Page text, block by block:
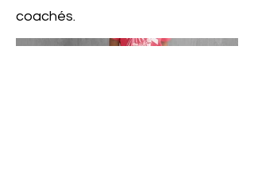
coachés.